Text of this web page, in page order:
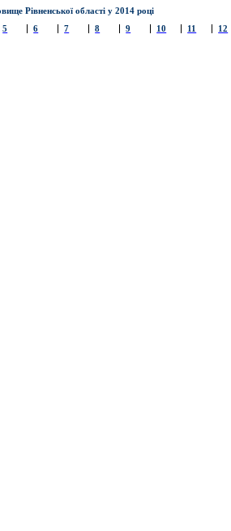
Рівненської області у 201 4 році
5 6 7 8 9 10 11 12